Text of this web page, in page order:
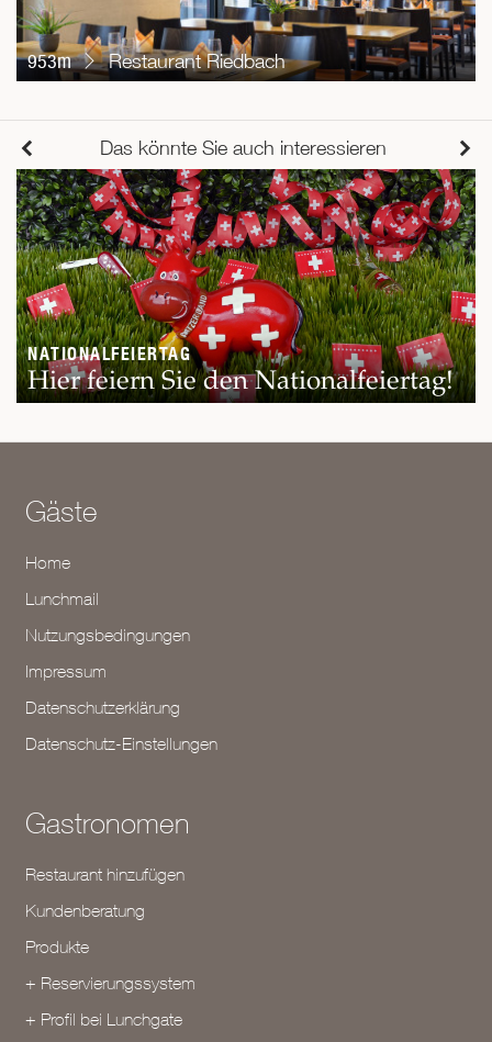
953m Restaurant Riedbach
Das könnte Sie auch interessieren
NATIONALFEIERTAG
Hier feiern Sie den Nationalfeiertag!
Gäste
Home
Lunchmail
Nutzungsbedingungen
Impressum
Datenschutzerklärung
Datenschutz-Einstellungen
Gastronomen
Restaurant hinzufügen
Kundenberatung
Produkte
+ Reservierungssystem
+ Profil bei Lunchgate